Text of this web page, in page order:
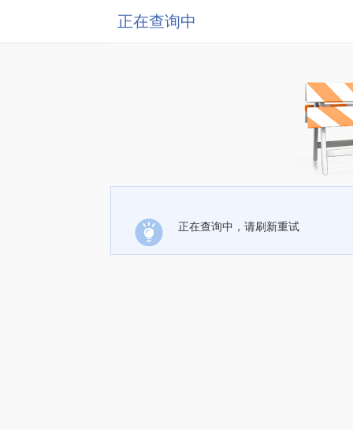
正在查询中
正在查询中，请刷新重试